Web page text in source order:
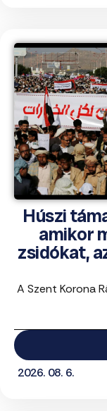
Húszi
amikor
zsidókat,
A Szent Korona
2026. 08. 6.